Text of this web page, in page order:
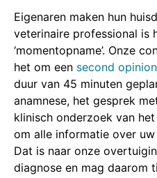
Eigenaren maken hun
veterinaire professional is
‘momentopname’. Onze
het om een second opinion
duur van 45 minuten
anamnese, het gesprek
klinisch onderzoek van
om alle informatie over
Dat is naar onze
diagnose en mag daarom